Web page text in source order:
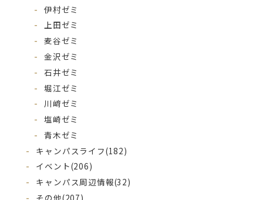
伊村ゼミ
上田ゼミ
麦谷ゼミ
金沢ゼミ
石井ゼミ
堀江ゼミ
川﨑ゼミ
塩崎ゼミ
青木ゼミ
キャンパスライフ(182)
イベント(206)
キャンパス周辺情報(32)